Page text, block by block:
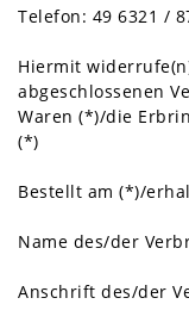
Telefon: 49 6321 /
Hiermit
abgeschlossenen
Waren (*)/die
(*)
Bestellt am (*)/
Name des/der
Anschrift des/der